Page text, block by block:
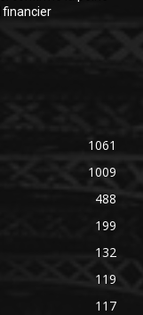
financier
1061
1009
488
199
132
119
117